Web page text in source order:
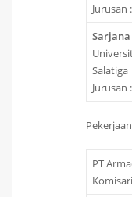
Jurusan
Sarjana
Salatiga
Jurusan
PT